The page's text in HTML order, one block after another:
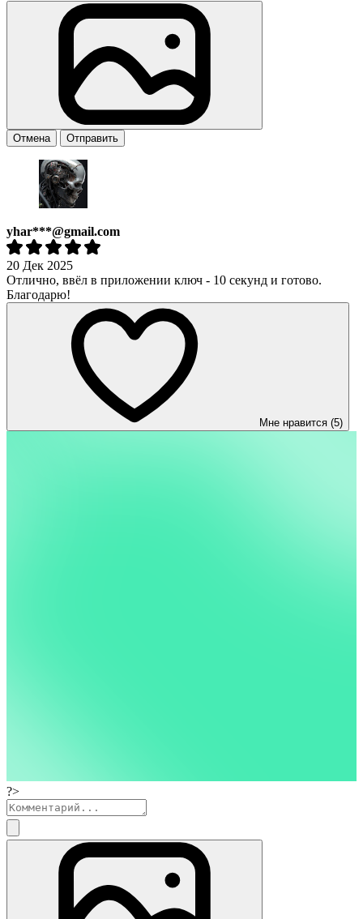
Отмена Отправить
yhar***@gmail.com
20 Дек 2025
Отлично, ввёл в приложении ключ - 10 секунд и готово.
Благодарю!
Мне нравится (5)
?>